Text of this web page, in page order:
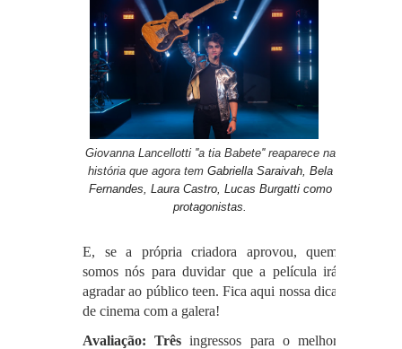
Giovanna Lancellotti ''a tia Babete'' reaparece na
história que agora tem Gabriella Saraivah, Bela
Fernandes, Laura Castro, Lucas Burgatti como
protagonistas.
E, se a própria criadora aprovou, quem
somos nós para duvidar que a película irá
agradar ao público teen.Fica aqui nossa dica
de cinema com a galera!
Avaliação: Três ingressos para o melhor